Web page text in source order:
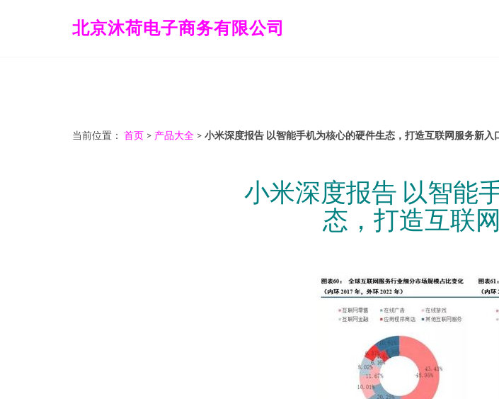
北京沐荷电子商务有限公司
当前位置： 首页 > 产品大全 > 小米深度报告 以智能手机为核心的硬件生态，打造互联网服务新入
小米深度报告 以智能
态，打造互联